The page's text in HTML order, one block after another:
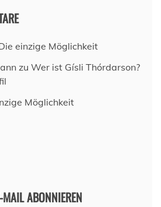
einzige Möglichkeit
zu Wer ist Gísli Thórdarson?
Möglichkeit
ABONNIEREN